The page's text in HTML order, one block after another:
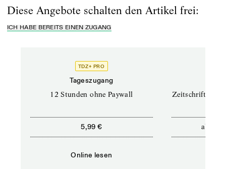
Diese Angebote schalten den Artikel frei:
ICH HABE BEREITS EINEN ZUGANG
TDZ+ PRO
Tageszugang
12 Stunden ohne Paywall
5,99 €
Online lesen
Zeitschriften
ab